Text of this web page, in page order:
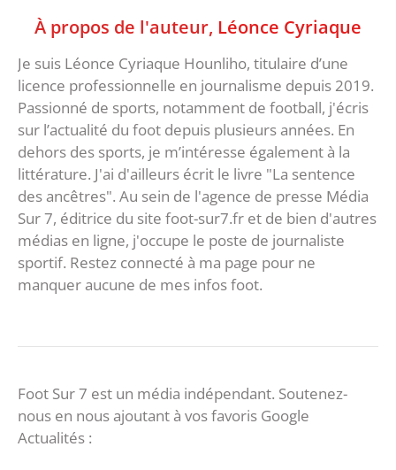
À propos de l'auteur, Léonce Cyriaque
Je suis Léonce Cyriaque Hounliho, titulaire d’une
licence professionnelle en journalisme depuis 2019.
Passionné de sports, notamment de football, j'écris
sur l’actualité du foot depuis plusieurs années. En
dehors des sports, je m’intéresse également à la
littérature. J'ai d'ailleurs écrit le livre "La sentence
des ancêtres". Au sein de l'agence de presse Média
Sur 7, éditrice du site foot-sur7.fr et de bien d'autres
médias en ligne, j'occupe le poste de journaliste
sportif. Restez connecté à ma page pour ne
manquer aucune de mes infos foot.
Foot Sur 7 est un média indépendant. Soutenez-
nous en nous ajoutant à vos favoris Google
Actualités :